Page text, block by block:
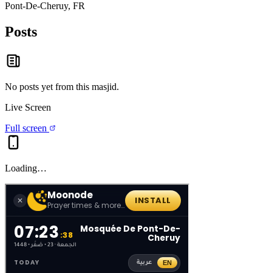
Pont-De-Cheruy, FR
Posts
No posts yet from this masjid.
Live Screen
Full screen
Loading…